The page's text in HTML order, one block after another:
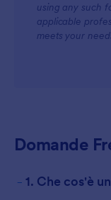
using any such
applicable
meets your
Domande
- 1. Che cos'è